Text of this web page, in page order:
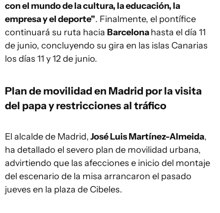
con el mundo de la cultura, la educación, la
empresa y el deporte". Finalmente, el pontífice
continuará su ruta hacia Barcelonahasta el día 11
de junio, concluyendo su gira en las islas Canarias
los días 11 y 12 de junio.
Plan de movilidad en Madrid por la visita
del papa y restricciones al tráfico
El alcalde de Madrid,José Luis Martínez-Almeida,
ha detallado el severo plan de movilidad urbana,
advirtiendo que las afecciones e inicio del montaje
del escenario de la misa arrancaron el pasado
jueves en la plaza de Cibeles.